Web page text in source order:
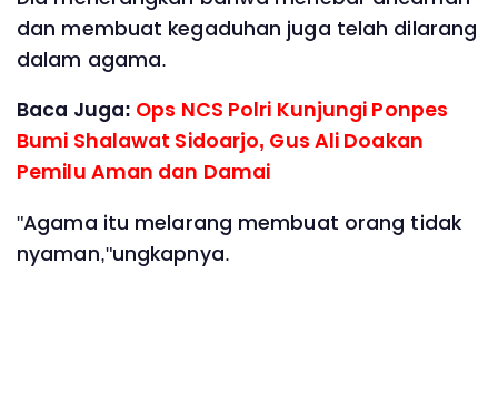
dan membuat kegaduhan juga telah dilarang
dalam agama.
Baca Juga: Ops NCS Polri Kunjungi Ponpes
Bumi Shalawat Sidoarjo, Gus Ali Doakan
Pemilu Aman dan Damai
"Agama itu melarang membuat orang tidak
nyaman,"ungkapnya.